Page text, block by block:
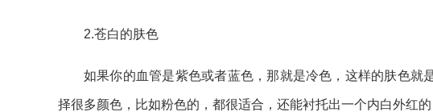
2.苍白的肤色
如果你的血管是紫色或者蓝色，那就是冷色，这样的肤色就
择很多颜色，比如粉色的，都很适合，还能衬托出一个内白外红的